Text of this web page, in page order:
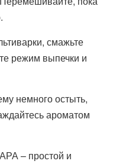
смажьте
режим выпечки и
немного остыть,
ароматом
– простой и